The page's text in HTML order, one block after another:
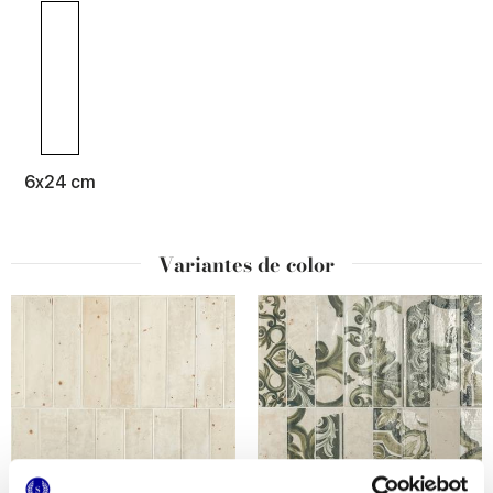
6x24 cm
Variantes de color